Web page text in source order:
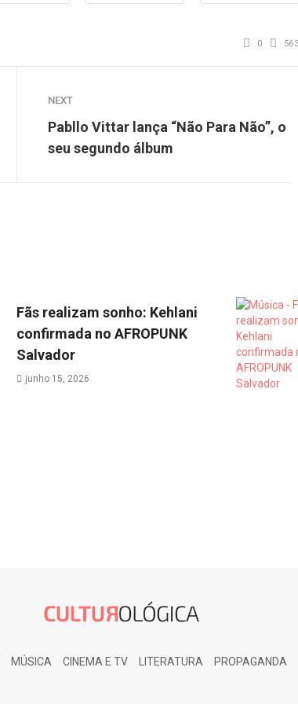
0 563
NEXT
Pabllo Vittar lança “Não Para Não”, o
seu segundo álbum
Fãs realizam sonho: Kehlani
confirmada no AFROPUNK
Salvador
junho 15, 2026
MÚSICA CINEMA E TV LITERATURA PROPAGANDA